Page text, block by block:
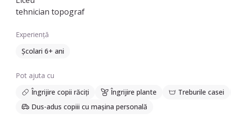
tehnician topograf
Experiență
Școlari 6+ ani
Pot ajuta cu
Îngrijire copii răciți
Îngrijire plante Treburile casei
Dus-adus copiii cu mașina personală